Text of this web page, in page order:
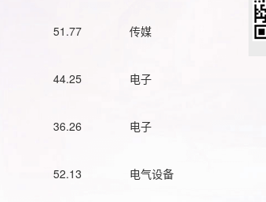
51.77 传媒
44.25 电子
36.26 电子
52.13 电气设备